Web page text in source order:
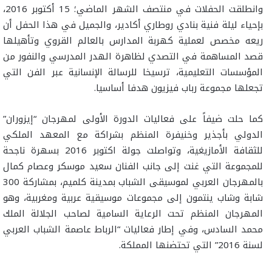
وانطلقت الحفلات في منتصف الشهر الماضي؛ 15 أكتوبر 2016،
بإحياء ليلة فنية بنادي روطاري أكادير، والجميل في هذا الحفل أن
ريعه مخصص لعملية كهربة المدارس بالعالم القروي وتأهيلها
قصد المساهمة في التصدي لظاهرة الهدر المدرسي والنفور من
المؤسسات التعليمية، ترسيخا للرسالة الإنسانية عبر الفن التي
تجعلها مجموعة رباب فيزيون هدفا أساسيا.
كما حلت ضيفاً على فعاليات الدورة الأولى لمهرجان “إيزوران”
الدولي بأجذير وخنيفرة المنظم بشراكة مع المعهد الملكي
للثقافة الأمازيغية، وتواصلت جولة اكتوبر 2016 بسهرة ناجحة
للمجموعة التي غنت إلى جانب الفنان سعيد موسكر وعصام كمال
بالمهرجان العربي لموسيقى الشباب بمدينة كلميم، بمشاركة 300
شابة وشاب ينتمون إلى مجموعات موسيقية عربية ومغربية، وهو
المهرجان المنظم تحت الرعاية السامية لصاحب الجلالة الملك
محمد السادس، وفي إطار فعاليات “الرباط عاصمة الشباب العربي
لسنة 2016” التي تحتضنها المملكة.